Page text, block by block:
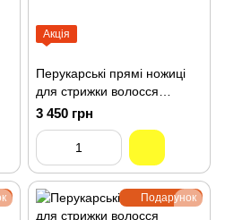
Акція
Перукарські прямі ножиці
для стрижки волосся
професійні Sway Infinite 5.5
розмір 110 10955
3 450 грн
Подарунок